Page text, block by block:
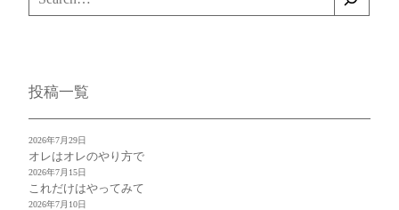
索
投稿一覧
オレはオレのやり方で
2026年7月29日
これだけはやってみて
2026年7月15日
2026年7月10日